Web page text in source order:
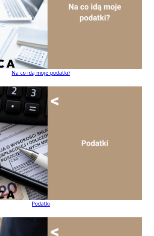
Na co idą moje podatki?
Podatki